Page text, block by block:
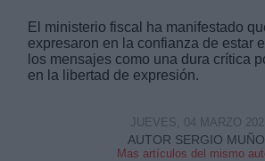
El ministerio fiscal ha manifestado
expresaron en la confianza de estar
los mensajes como una dura crítica
en la libertad de expresión.
AUTOR SERGIO
Mas artículos del mismo
JUEVES, 04 MARZO
Destinatarios: